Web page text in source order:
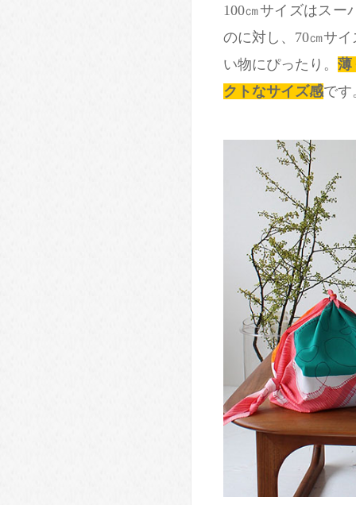
100㎝サイズはスー
のに対し、70㎝サ
い物にぴったり。 薄
クトなサイズ感です